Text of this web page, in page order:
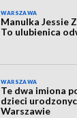
WARSZAWA
Manulka Jessie
To ulubienica
WARSZAWA
Te dwa imiona
dzieci
Warszawie